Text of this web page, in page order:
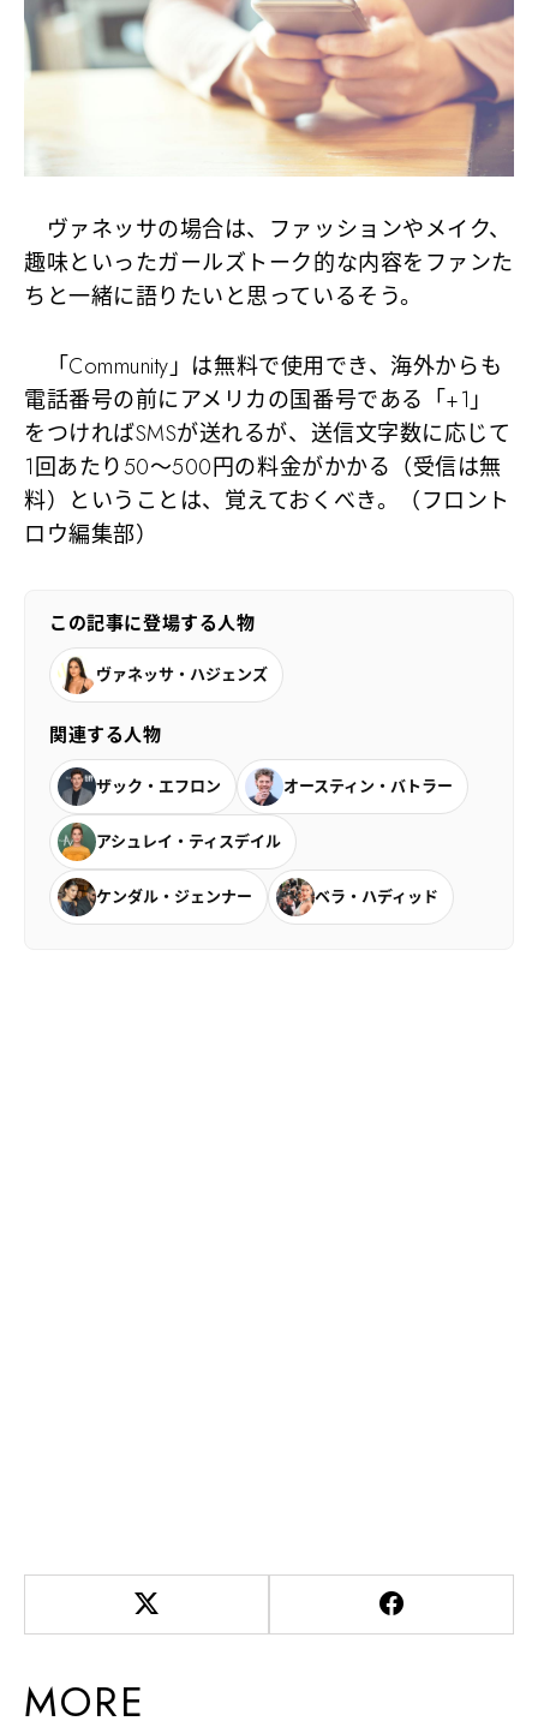
ヴァネッサの場合は、ファッションやメイク、
趣味といったガールズトーク的な内容をファンた
ちと一緒に語りたいと思っているそう。
「Community」は無料で使用でき、海外からも
電話番号の前にアメリカの国番号である「+1」
をつければSMSが送れるが、送信文字数に応じて
1回あたり50～500円の料金がかかる（受信は無
料）ということは、覚えておくべき。（フロント
ロウ編集部）
この記事に登場する人物
ヴァネッサ・ハジェンズ
関連する人物
ザック・エフロン オースティン・バトラー
アシュレイ・ティスデイル
ケンダル・ジェンナー ベラ・ハディッド
MORE